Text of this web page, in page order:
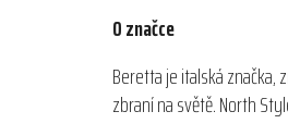
O značce
Beretta je italská
zbraní na světě. North